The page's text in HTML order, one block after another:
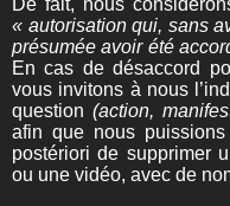
De fait, nous
« autorisation qui, sans
présumée avoir été
En cas de désaccord
vous invitons à nous
question (action,
afin que nous
postériori de supprimer
ou une vidéo, avec de